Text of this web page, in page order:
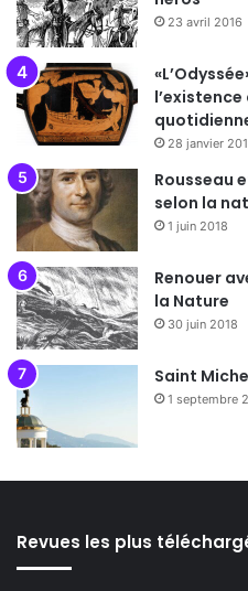
23 avril 2016
28 janvier
Rousseau
selon la
1 juin 2018
Renouer
la Nature
30 juin 2018
Saint
1 septembre
Revues les plus